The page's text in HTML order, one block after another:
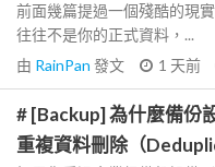
前面幾篇提過一個殘酷的現
往往不是你的正式資料，...
由 RainPan 發文 1 天前
# [Backup] 為什麼備份
重複資料刪除（